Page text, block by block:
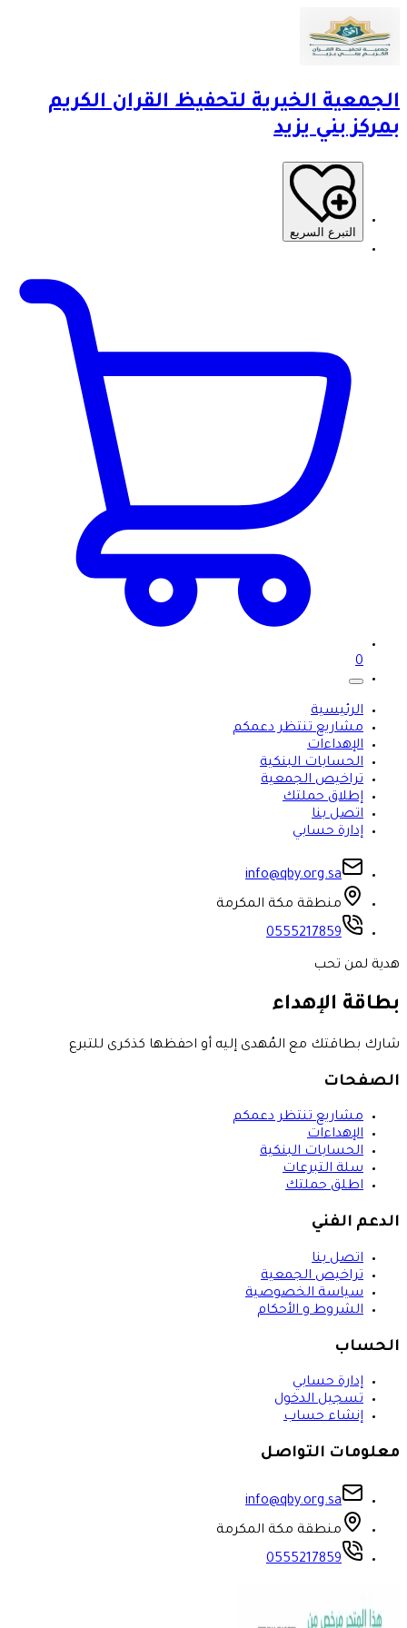
الجمعية الخيرية لتحفيظ القران الكريم
بمركز بني يزيد
التبرع السريع
0
الرئيسية
مشاريع تنتظر دعمكم
الإهداءات
الحسابات البنكية
تراخيص الجمعية
إطلاق حملتك
اتصل بنا
إدارة حسابي
info@qby.org.sa
منطقة مكة المكرمة
0555217859
هدية لمن تحب
بطاقة الإهداء
شارك بطاقتك مع المُهدى إليه أو احفظها كذكرى للتبرع
الصفحات
مشاريع تنتظر دعمكم
الإهداءات
الحسابات البنكية
سلة التبرعات
اطلق حملتك
الدعم الفني
اتصل بنا
تراخيص الجمعية
سياسة الخصوصية
الشروط و الأحكام
الحساب
إدارة حسابي
تسجيل الدخول
إنشاء حساب
معلومات التواصل
info@qby.org.sa
منطقة مكة المكرمة
0555217859